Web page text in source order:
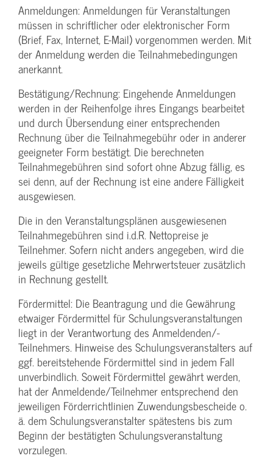
Anmeldungen: Anmeldungen für Veranstaltungen
müssen in schriftlicher oder elektronischer Form
(Brief, Fax, Internet, E-Mail) vorgenommen werden. Mit
der Anmeldung werden die Teilnahme­bedingungen
anerkannt.
Bestätigung­/Rechnung: Eingehende Anmeldungen
werden in der Reihenfolge ihres Eingangs bearbeitet
und durch Übersendung einer entsprechenden
Rechnung über die Teilnahmegebühr oder in anderer
geeigneter Form bestätigt. Die berechneten
Teilnahmegebühren sind sofort ohne Abzug fällig, es
sei denn, auf der Rechnung ist eine andere Fälligkeit
ausgewiesen.
Die in den Veranstaltungsplänen ausgewiesenen
Teilnahmegebühren sind i.d.R. Nettopreise je
Teilnehmer. Sofern nicht anders angegeben, wird die
jeweils gültige gesetzliche Mehrwertsteuer zusätzlich
in Rechnung gestellt.
Fördermittel: Die Beantragung und die Gewährung
etwaiger Fördermittel für Schulungs­veranstaltungen
liegt in der Verantwortung des Anmeldenden/­
Teilnehmers. Hinweise des Schulungs­veranstalters auf
ggf. bereitstehende Fördermittel sind in jedem Fall
unverbindlich. Soweit Fördermittel gewährt werden,
hat der Anmeldende/­Teilnehmer entsprechend den
jeweiligen Förderrichtlinien Zuwendungs­bescheide o.
ä. dem Schulungs­veranstalter spätestens bis zum
Beginn der bestätigten Schulungs­veranstaltung
vorzulegen.